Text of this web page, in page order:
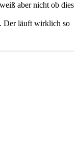
aber nicht ob dies
Der läuft wirklich so